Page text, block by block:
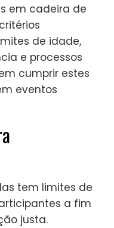
em cadeira de
de idade,
e processos
cumprir estes
eventos
tem limites de
a fim
justa.